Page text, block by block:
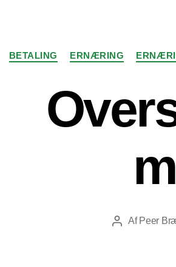
BETALING ERNÆRING
Af Peer